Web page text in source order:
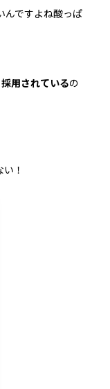
んですよね酸っぱ
用されているの
！